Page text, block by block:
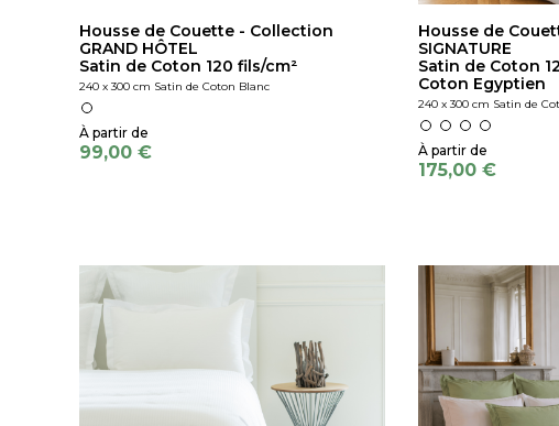
Housse de Couette - Collection
GRAND HÔTEL
Satin de Coton 120 fils/cm²
240 x 300 cm Satin de Coton Blanc
99,00 €
Housse de
SIGNATURE
Satin de Coton
Coton Egyptien
240 x 300 cm Satin de
175,00 €